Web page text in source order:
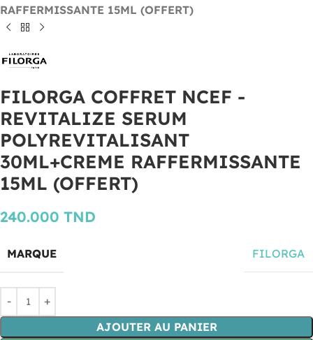
RAFFERMISSANTE 15ML (OFFERT)
FILORGA COFFRET NCEF -
REVITALIZE SERUM
POLYREVITALISANT
30ML+CREME RAFFERMISSANTE
15ML (OFFERT)
240.000 TND
MARQUE FILORGA
AJOUTER AU PANIER